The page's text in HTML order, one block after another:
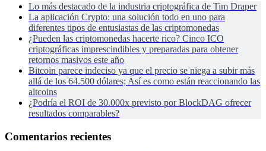
Lo más destacado de la industria criptográfica de Tim Draper
La aplicación Crypto: una solución todo en uno para
diferentes tipos de entusiastas de las criptomonedas
¿Pueden las criptomonedas hacerte rico? Cinco ICO
criptográficas imprescindibles y preparadas para obtener
retornos masivos este año
Bitcoin parece indeciso ya que el precio se niega a subir más
allá de los 64.500 dólares; Así es como están reaccionando las
altcoins
¿Podría el ROI de 30.000x previsto por BlockDAG ofrecer
resultados comparables?
Comentarios recientes